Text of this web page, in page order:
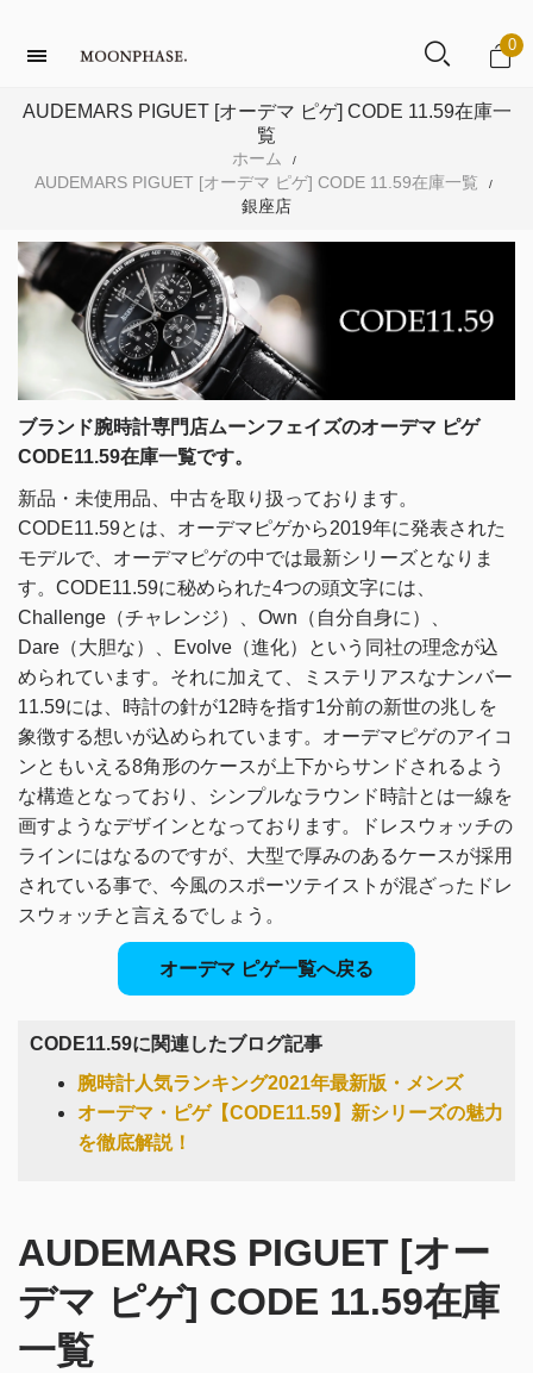
0
AUDEMARS PIGUET [オーデマ ピゲ] CODE 11.59在庫一
覧
ホーム /
AUDEMARS PIGUET [オーデマ ピゲ] CODE 11.59在庫一覧 /
銀座店
ブランド腕時計専門店ムーンフェイズのオーデマ ピゲ
CODE11.59在庫一覧です。
新品・未使用品、中古を取り扱っております。
CODE11.59とは、オーデマピゲから2019年に発表された
モデルで、 オーデマピゲの中では最新シリーズとなりま
す。 CODE11.59に秘められた4つの頭文字には、
Challenge（チャレンジ）、 Own（自分自身に）、
Dare（大胆な）、Evolve（進化）という同社の理念が込
められています。 それに加えて、ミステリアスなナンバー
11.59には、 時計の針が12時を指す1分前の新世の兆しを
象徴する想いが込められています。 オーデマピゲのアイコ
ンともいえる8角形のケースが上下からサンドされるよう
な構造となっており、
シンプルなラウンド時計とは一線を
画すようなデザインとなっております。
ドレスウォッチの
ラインにはなるのですが、大型で厚みのあるケースが採用
されている事で、 今風のスポーツテイストが混ざったドレ
スウォッチと言えるでしょう。
オーデマ ピゲ一覧へ戻る
CODE11.59に関連したブログ記事
腕時計人気ランキング2021年最新版・メンズ
オーデマ・ピゲ【CODE11.59】新シリーズの魅力
を徹底解説！
AUDEMARS PIGUET [オー
デマ ピゲ] CODE 11.59在庫
一覧